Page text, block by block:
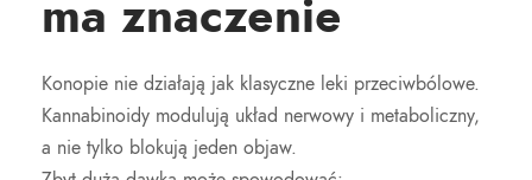
ma znaczenie
Konopie nie działają jak klasyczne leki przeciwbólowe.
Kannabinoidy modulują układ nerwowy i metaboliczny,
a nie tylko blokują jeden objaw.